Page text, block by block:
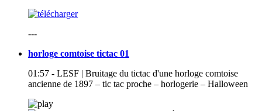
---
horloge comtoise tictac 01
01:57 - LESF | Bruitage du tictac d'une horloge comtoise
ancienne de 1897 – tic tac proche – horlogerie – Halloween